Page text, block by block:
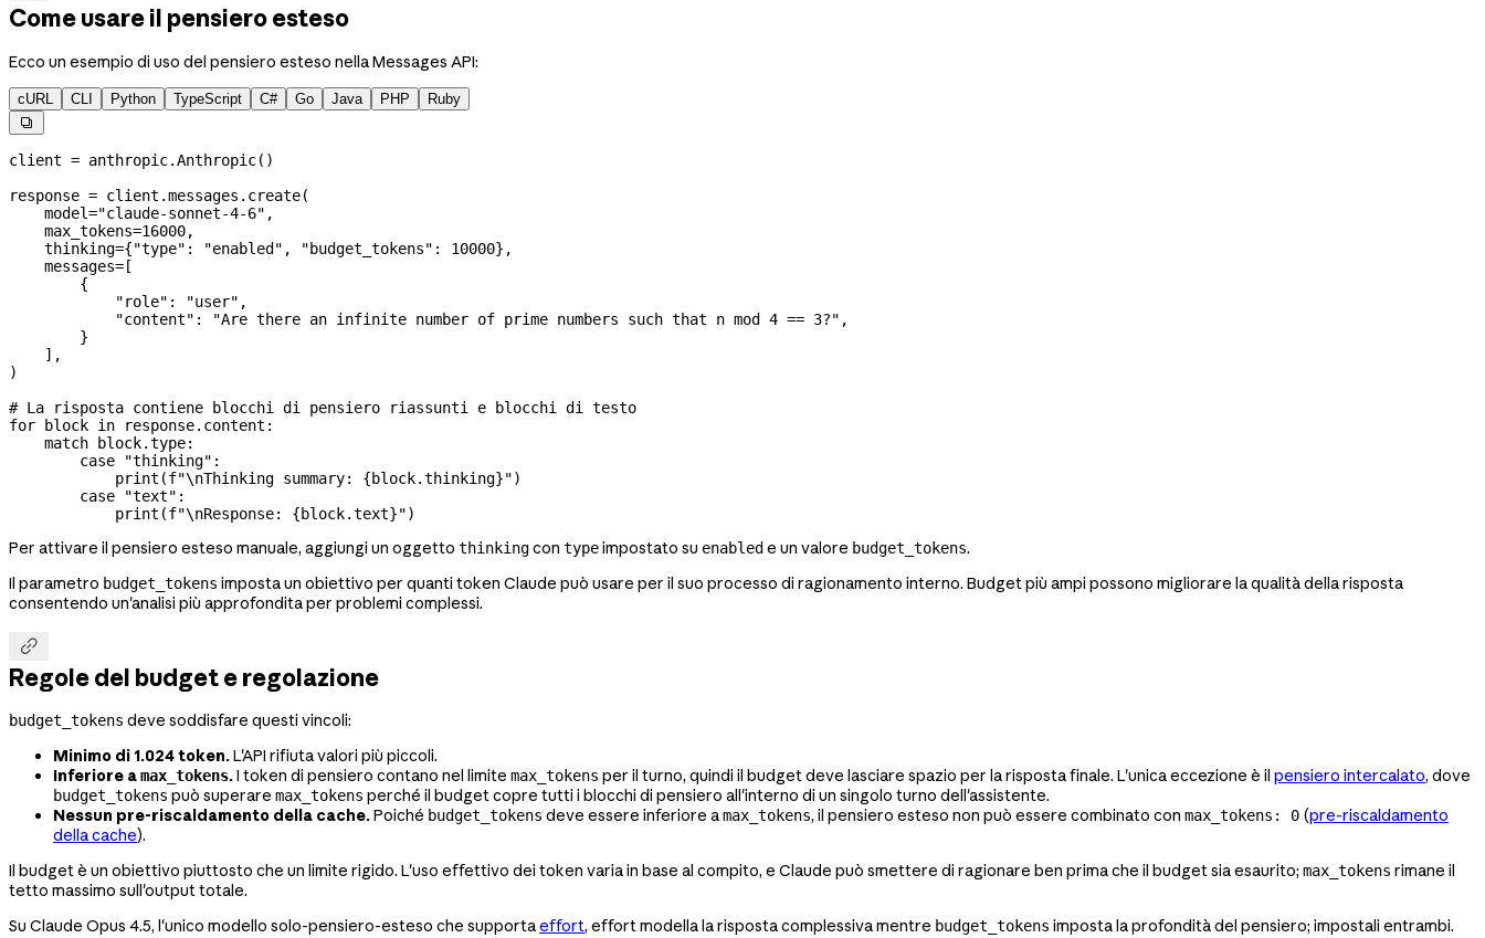
Come usare il pensiero esteso
Ecco un esempio di uso del pensiero esteso nella Messages API:
cURL CLI Python TypeScript C# Go Java PHP Ruby

client = anthropic.Anthropic()
response = client.messages.create(
    model
="claude-sonnet-4-6" ,
    max_tokens
=16000,
    thinking
={"type" : "enabled" , "budget_tokens" : 10000},
    messages
=[
        {
            "role"
: "user" ,
            "content"
: "Are there an infinite number of prime numbers such that n mod 4 == 3?" ,
        }
    ],
)
# La risposta contiene blocchi di pensiero riassunti e blocchi di testo
for block in response.content:
    match
block.type:
        case
"thinking" :
            print
(f"\nThinking summary: {block.thinking}")
        case
"text" :
            print
(f"\nResponse: {block.text}")
Per attivare il pensiero esteso manuale, aggiungi un oggetto thinkingcon typeimpostato su enablede un valore budget_tokens.
Il parametro budget_tokens imposta un obiettivo per quanti token Claude può usare per il suo processo di ragionamento interno. Budget più ampi possono migliorare la qualità della risposta
consentendo un'analisi più approfondita per problemi complessi.

Regole del budget e regolazione
budget_tokens deve soddisfare questi vincoli:
Minimo di 1.024 token.L'API rifiuta valori più piccoli.
Inferiore amax_tokens.I token di pensiero contano nel limite max_tokens per il turno, quindi il budget deve lasciare spazio per la risposta finale. L'unica eccezione è il pensiero intercalato, dove
budget_tokens può superare max_tokens perché il budget copre tutti i blocchi di pensiero all'interno di un singolo turno dell'assistente.
Nessun pre-riscaldamento della cache.Poiché budget_tokens deve essere inferiore amax_tokens, il pensiero esteso non può essere combinato con max_tokens: 0 (pre-riscaldamento
della cache).
Il budget è un obiettivo piuttosto che un limite rigido. L'uso effettivo dei token varia in base al compito, e Claude può smettere di ragionare ben prima che il budget sia esaurito; max_tokens rimane il
tetto massimo sull'output totale.
Su Claude Opus 4.5, l'unico modello solo-pensiero-esteso che supportaeffort, effort modella la risposta complessiva mentre budget_tokens imposta la profondità del pensiero; impostali entrambi.